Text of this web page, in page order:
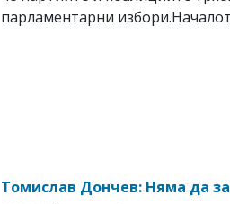
парламентарни
Томислав Дончев: Няма да